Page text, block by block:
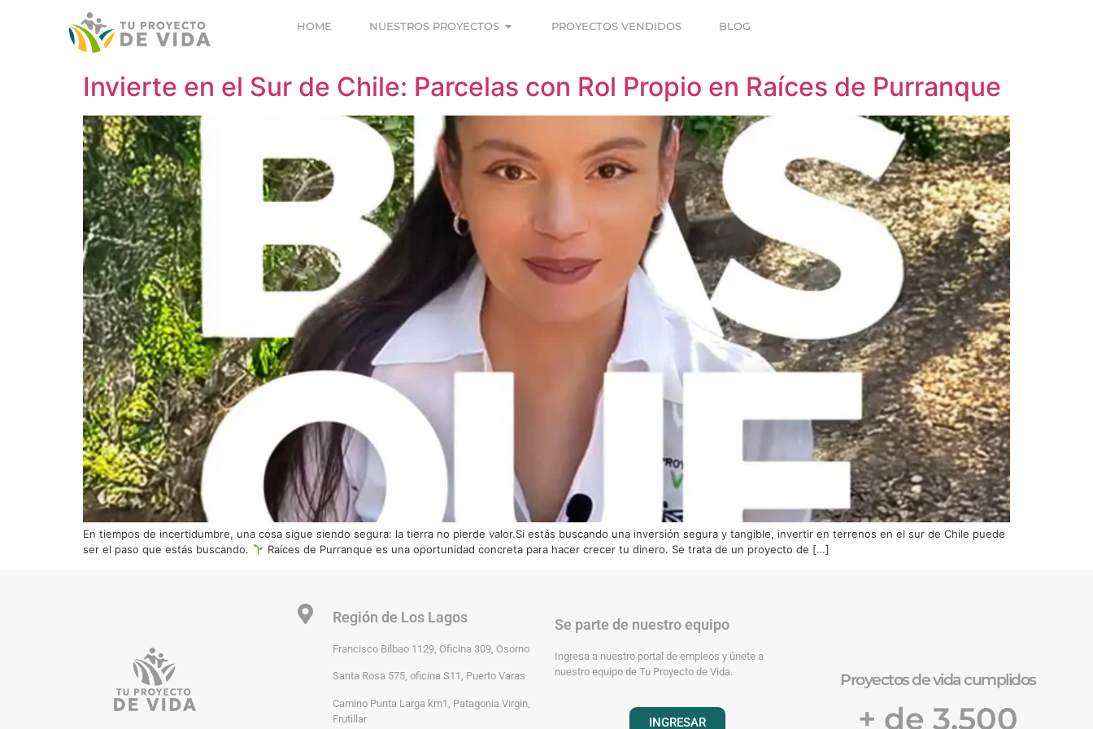
HOME NUESTROS PROYECTOS PROYECTOS VENDIDOS BLOG
Invierte en el Sur de Chile: Parcelas con Rol Propio en Raíces de Purranque
En tiempos de incertidumbre, una cosa sigue siendo segura: la tierra no pierde valor.Si estás buscando una inversión segura y tangible, invertir en terrenos en el sur de Chile puede
ser el paso que estás buscando.
Raíces de Purranque es una oportunidad concreta para hacer crecer tu dinero. Se trata de un proyecto de […]
Región de Los Lagos
Francisco Bilbao 1129, Oficina 309, Osorno
Santa Rosa 575, oficina S11, Puerto Varas
Camino Punta Larga km1, Patagonia Virgin,
Frutillar
Se parte de nuestro equipo
Ingresa a nuestro portal de empleos y únete a
nuestro equipo de Tu Proyecto de Vida.
INGRESAR
Proyectos de vida cumplidos
+ de 3.500